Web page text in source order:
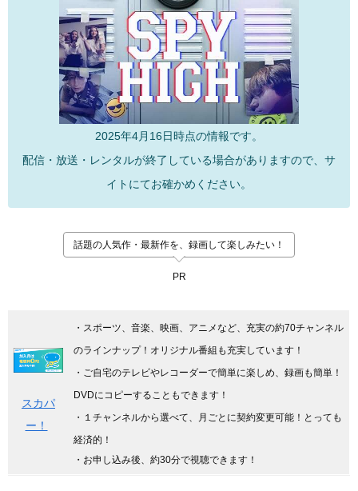
2025年4月16日時点の情報です。
配信・放送・レンタルが終了している場合がありますので、サ
イトにてお確かめください。
話題の人気作・最新作を、録画して楽しみたい！
PR
スカパ
ー！
・スポーツ、音楽、映画、アニメなど、充実の約70チャンネル
のラインナップ！オリジナル番組も充実しています ！
・ご自宅のテレビやレコーダーで簡単に楽しめ、録画も簡単！
DVDにコピーすることもできます！
・１チャンネルから選べて、月ごとに契約変更可能！とっても
経済的！
・お申し込み後、約30分で視聴できます！